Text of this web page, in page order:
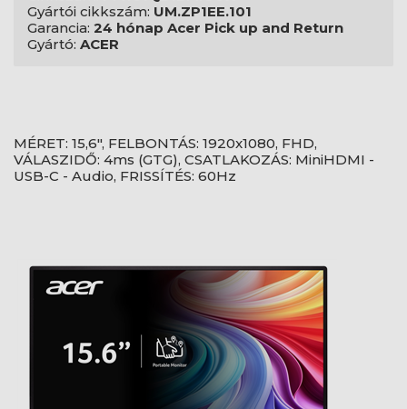
Gyártói cikkszám: UM.ZP1EE.101
Garancia: 24 hónap Acer Pick up and Return
Gyártó: ACER
MÉRET: 15,6", FELBONTÁS: 1920x1080, FHD,
VÁLASZIDŐ: 4ms (GTG), CSATLAKOZÁS: MiniHDMI -
USB-C - Audio, FRISSÍTÉS: 60Hz